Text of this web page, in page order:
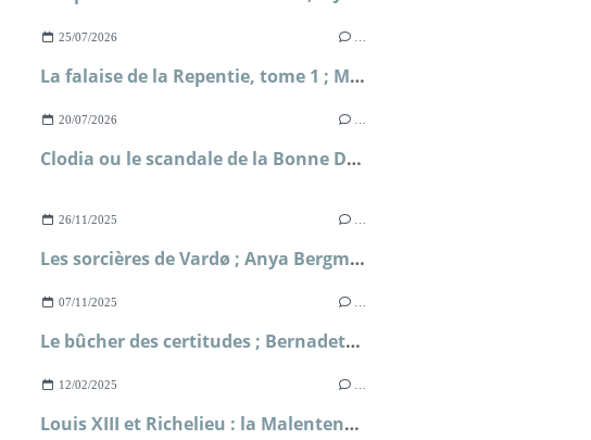
25/07/2026
La falaise de la Repentie, tome 1 ; Marie-Béatrice Gauvin
20/07/2026
Clodia ou le scandale de la Bonne Déesse ; Sophie Malick-Prunier
26/11/2025
Les sorcières de Vardø ; Anya Bergman
07/11/2025
Le bûcher des certitudes ; Bernadette Pécassou
12/02/2025
Louis XIII et Richelieu : la Malentente ; Simone Bertière